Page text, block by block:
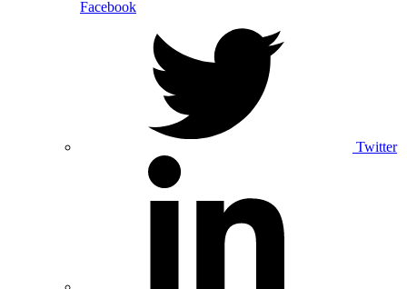
Facebook
Twitter